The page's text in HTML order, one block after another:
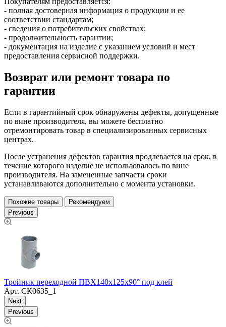
- полная достоверная информация о продукции и ее
соответствии стандартам;
- сведения о потребительских свойствах;
- продолжительность гарантии;
- документация на изделие с указанием условий и мест
предоставления сервисной поддержки.
Возврат или ремонт товара по
гарантии
Если в гарантийный срок обнаружены дефекты, допущенные
по вине производителя, вы можете бесплатно
отремонтировать товар в специализированных сервисных
центрах.
После устранения дефектов гарантия продлевается на срок, в
течение которого изделие не использовалось по вине
производителя. На замененные запчасти сроки
устанавливаются дополнительно с момента установки.
Похожие товары
Рекомендуем
Previous
Тройник переходной ПВХ140х125х90° под клей
Арт. СК0635_1
Next
Previous